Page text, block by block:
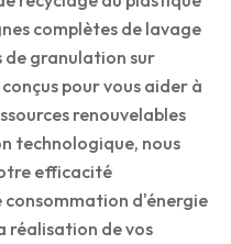
complètes de lavage
de granulation sur
pour vous aider à
renouvelables
technologique, nous
efficacité
d'énergie
réalisation de vos